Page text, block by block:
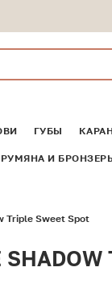
ГУБЫ
РУМЯНА И
Triple Sweet Spot